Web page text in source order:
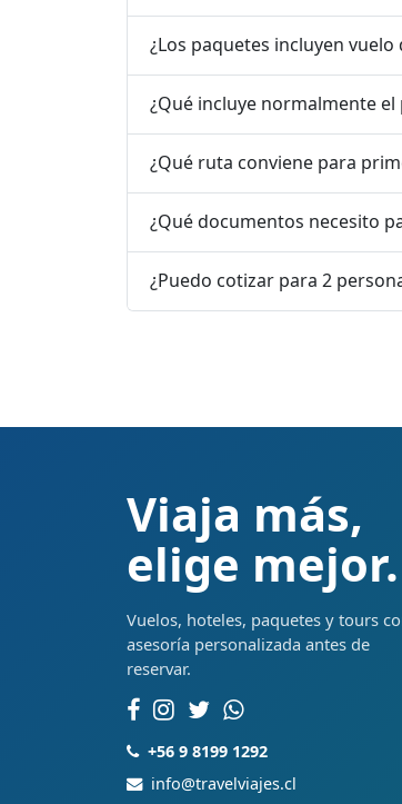
¿Los paquetes incluyen vuelo
¿Qué incluye normalmente el
¿Qué ruta conviene para
¿Qué documentos necesito
¿Puedo cotizar para 2
Viaja más,
elige mejor.
Vuelos, hoteles, paquetes y tours
asesoría personalizada antes de
reservar.
+56 9 8199 1292
info@travelviajes.cl